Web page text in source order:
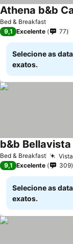
Bed & Breakfast
Athena b&b
9,1 Excelente 77
Selecione as
exatos.
Bed & Breakfast
b&b Bellavista
9,1 Excelente 309
Selecione as
exatos.